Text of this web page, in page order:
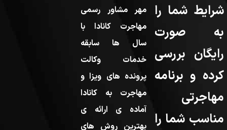
شرایط شما را
به صورت
رایگان بررسی
کرده و برنامه
مهاجرتی
مناسب شما را
مهر مشاور رسمی
مهاجرت کانادا با
سال ها سابقه
خدمات وکالت
پرونده های ویزا و
مهاجرت به کانادا
آماده ی ارائه ی
بهترین روش های